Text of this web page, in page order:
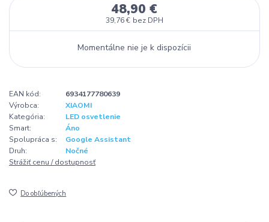
48,90 €
39,76 € bez DPH
Momentálne nie je k dispozícii
EAN kód:
6934177780639
Výrobca:
XIAOMI
Kategória:
LED osvetlenie
Smart:
Áno
Spolupráca s:
Google Assistant
Druh:
Nočné
Strážiť cenu / dostupnosť
Do obľúbených